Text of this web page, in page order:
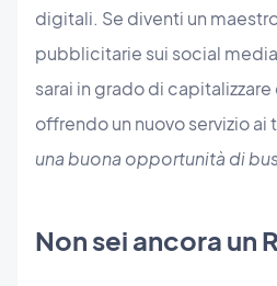
digitali. Se diventi un
pubblicitarie sui social
sarai in grado di
offrendo un nuovo servizio ai
una buona opportunità di
Non sei ancora un